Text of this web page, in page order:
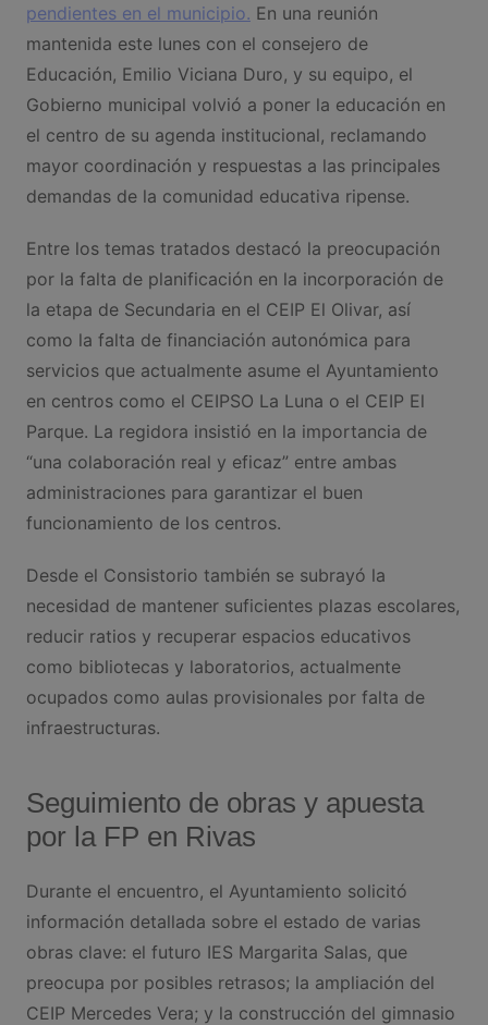
pendientes en el municipio. En una reunión
mantenida este lunes con el consejero de
Educación, Emilio Viciana Duro, y su equipo, el
Gobierno municipal volvió a poner la educación en
el centro de su agenda institucional, reclamando
mayor coordinación y respuestas a las principales
demandas de la comunidad educativa ripense.
Entre los temas tratados destacó la preocupación
por la falta de planificación en la incorporación de
la etapa de Secundaria en el CEIP El Olivar, así
como la falta de financiación autonómica para
servicios que actualmente asume el Ayuntamiento
en centros como el CEIPSO La Luna o el CEIP El
Parque. La regidora insistió en la importancia de
“una colaboración real y eficaz” entre ambas
administraciones para garantizar el buen
funcionamiento de los centros.
Desde el Consistorio también se subrayó la
necesidad de mantener suficientes plazas escolares,
reducir ratios y recuperar espacios educativos
como bibliotecas y laboratorios, actualmente
ocupados como aulas provisionales por falta de
infraestructuras.
Seguimiento de obras y apuesta
por la FP en Rivas
Durante el encuentro, el Ayuntamiento solicitó
información detallada sobre el estado de varias
obras clave: el futuro IES Margarita Salas, que
preocupa por posibles retrasos; la ampliación del
CEIP Mercedes Vera; y la construcción del gimnasio